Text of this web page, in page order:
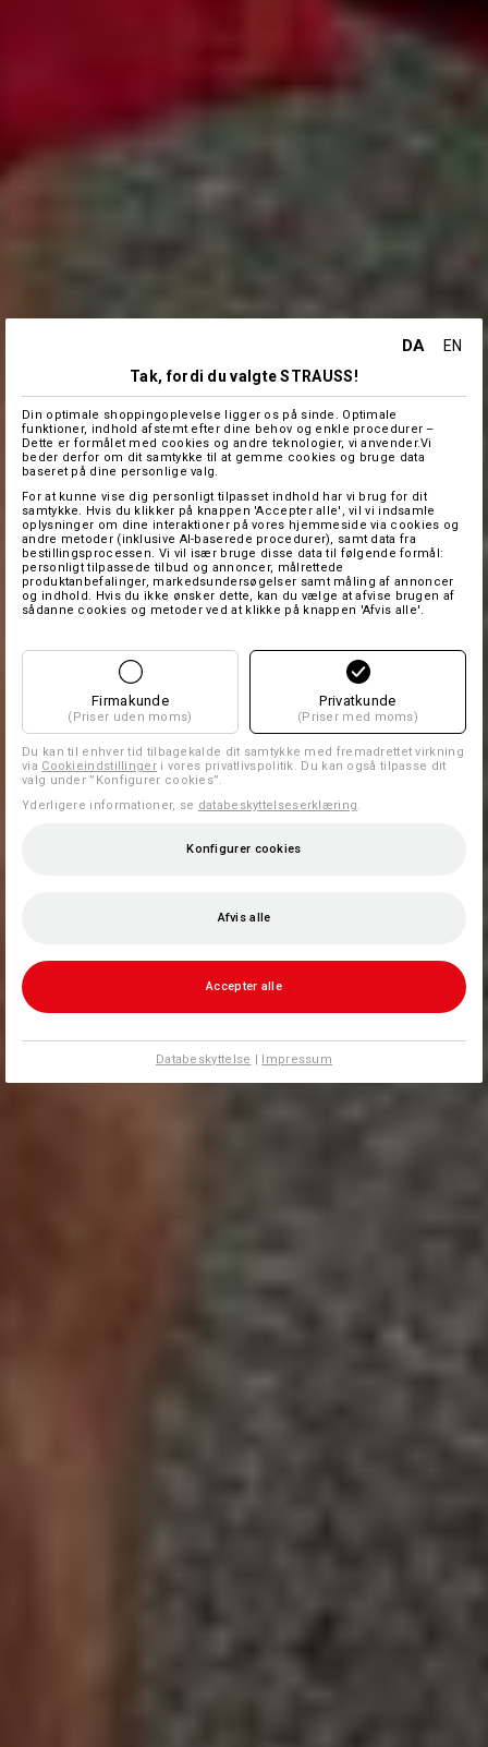
DA
EN
Tak, fordi du valgte STRAUSS!
Din optimale shoppingoplevelse ligger os på sinde. Optimale
funktioner, indhold afstemt efter dine behov og enkle procedurer –
Dette er formålet med cookies og andre teknologier, vi anvender.Vi
beder derfor om dit samtykke til at gemme cookies og bruge data
baseret på dine personlige valg.
For at kunne vise dig personligt tilpasset indhold har vi brug for dit
samtykke. Hvis du klikker på knappen 'Accepter alle', vil vi indsamle
oplysninger om dine interaktioner på vores hjemmeside via cookies og
andre metoder (inklusive AI-baserede procedurer), samt data fra
bestillingsprocessen. Vi vil især bruge disse data til følgende formål:
personligt tilpassede tilbud og annoncer, målrettede
produktanbefalinger, markedsundersøgelser samt måling af annoncer
og indhold. Hvis du ikke ønsker dette, kan du vælge at afvise brugen af
sådanne cookies og metoder ved at klikke på knappen 'Afvis alle'.
Firmakunde
(Priser uden moms)
Privatkunde
(Priser med moms)
Du kan til enhver tid tilbagekalde dit samtykke med fremadrettet virkning
via Cookieindstillingeri vores privatlivspolitik. Du kan også tilpasse dit
valg under ”Konfigurer cookies”.
Yderligere informationer, se databeskyttelseserklæring.
Konfigurer cookies
Afvis alle
Accepter alle
Databeskyttelse | Impressum